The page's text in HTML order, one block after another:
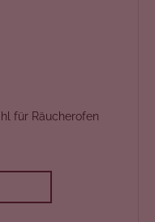
für Räucherofen